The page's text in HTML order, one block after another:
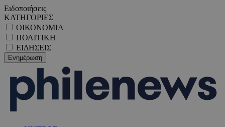
Ειδοποιήσεις
ΚΑΤΗΓΟΡΙΕΣ
ΟΙΚΟΝΟΜΙΑ
ΠΟΛΙΤΙΚΗ
ΕΙΔΗΣΕΙΣ